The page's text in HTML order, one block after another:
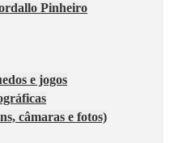
Pinheiro
e jogos
câmaras e fotos)